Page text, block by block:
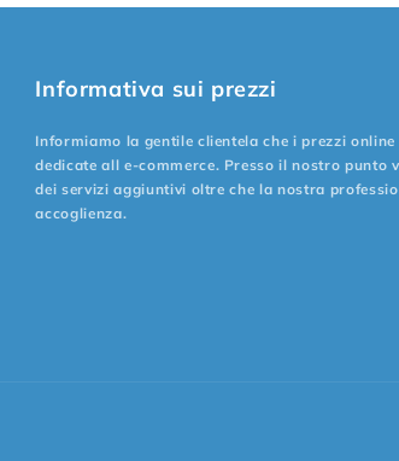
Informativa sui prezzi
Informiamo la gentile clientela che i prezzi
dedicate all e-commerce. Presso il nostro punto
dei servizi aggiuntivi oltre che la nostra
accoglienza.